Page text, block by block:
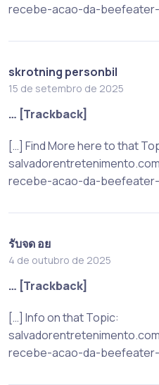
recebe-acao-da-
skrotning personbil
15 de setembro de 2025
… [Trackback]
[…] Find More here to that
recebe-acao-da-
รับจด อย
4 de outubro de 2025
… [Trackback]
[…] Info on that Topic:
recebe-acao-da-